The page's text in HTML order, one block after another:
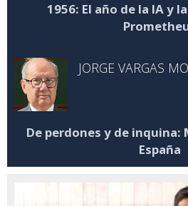
1956: El año de la IA y
JORGE VARGAS
De perdones y de inquina:
España